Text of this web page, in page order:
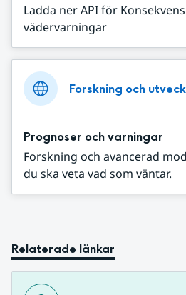
Ladda ner API för
vädervarningar
Forskning och
Prognoser och varningar
Forskning och avancerad
du ska veta vad som väntar.
Relaterade länkar